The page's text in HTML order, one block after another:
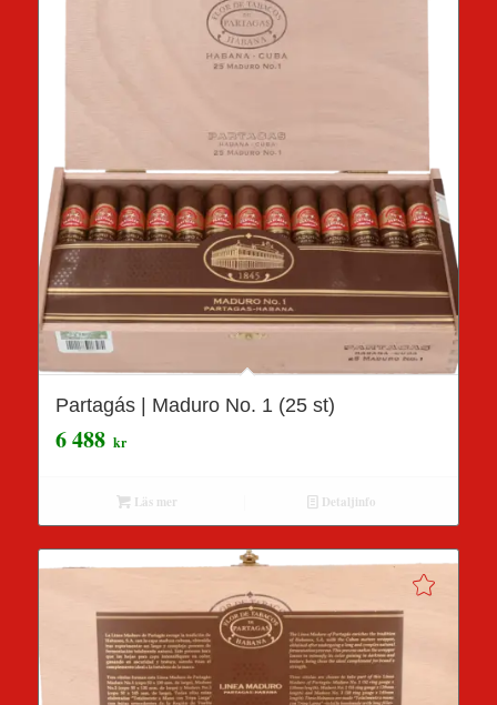
Partagás | Maduro No. 1 (25 st)
6 488 kr
Läs mer Detaljinfo